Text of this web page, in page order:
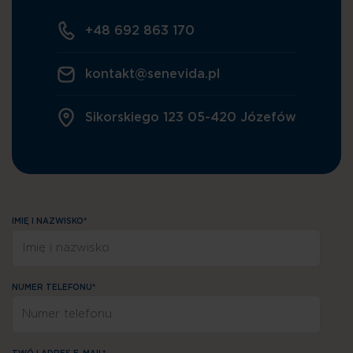
+48 692 863 170
kontakt@senevida.pl
Sikorskiego 123 05-420 Józefów
IMIĘ I NAZWISKO*
NUMER TELEFONU*